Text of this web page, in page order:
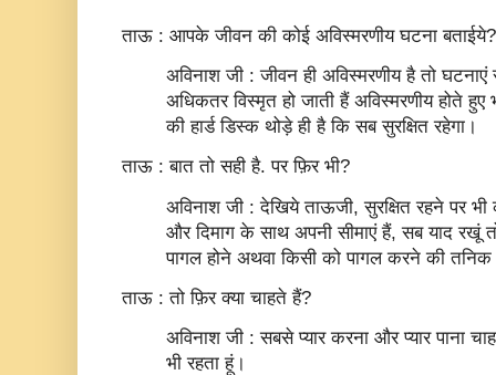
ताऊ : आपके जीवन की कोई अविस्मरणीय घटना बताईये?
अविनाश जी : जीवन ही अविस्‍मरणीय है तो घटनाएं
अधिकतर विस्‍मृत हो जाती हैं अविस्‍मरणीय होते हुए
की हार्ड डिस्‍क थोड़े ही है कि सब सुरक्षित रहेगा।
ताऊ : बात तो सही है. पर फ़िर भी?
अविनाश जी : देखिये ताऊजी, सुरक्षित रहने पर भी
और दिमाग के साथ अपनी सीमाएं हैं, सब याद रखूं
पागल होने अथवा किसी को पागल करने की तनिक
ताऊ : तो फ़िर क्या चाहते हैं?
अविनाश जी : सबसे प्‍यार करना और प्‍यार पाना
भी रहता हूं।